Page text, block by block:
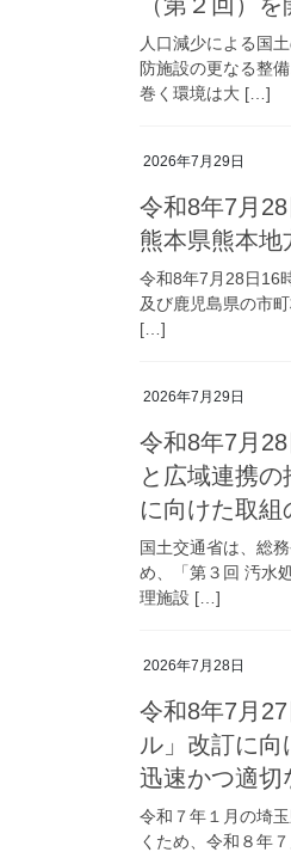
人口減少による国
防施設の更なる整
巻く環境は大 […]
2026年7月29日
令和8年7月
熊本県熊本地
令和8年7月28日16
及び鹿児島県の市
[…]
2026年7月29日
令和8年7月
と広域連携
に向けた取組
国土交通省は、総
め、「第３回 汚水
理施設 […]
2026年7月28日
令和8年7月
ル」改訂に
迅速かつ適切
令和７年１月の埼
くため、令和８年